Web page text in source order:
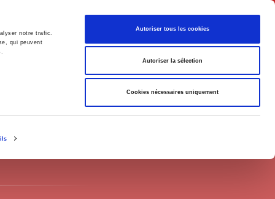
notre trafic.
qui peuvent
Autoriser tous les cookies
Autoriser la sélection
Cookies nécessaires uniquement
English